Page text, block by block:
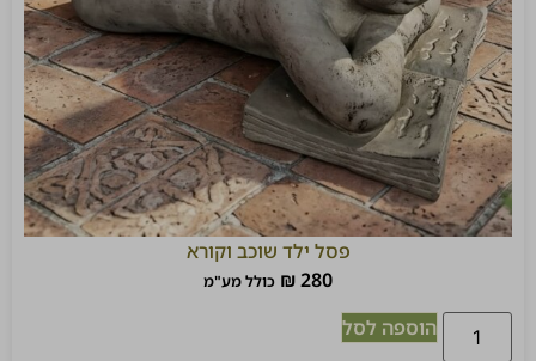
פסל ילד שוכב וקורא
₪280 כולל מע"מ
הוספה לסל